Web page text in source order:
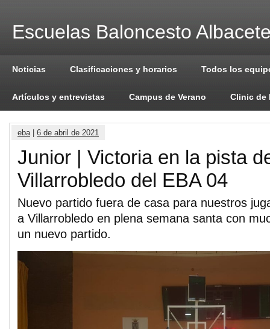
Escuelas Baloncesto
Noticias Clasificaciones y horarios Todos los
Artículos y entrevistas Campus de Verano Clinic de
eba| 6 de abril de 2021
Junior | Victoria en la pista
Villarrobledo del EBA 04
Nuevo partido fuera de casa para nuestros
a Villarrobledo en plena semana santa con
un nuevo partido.